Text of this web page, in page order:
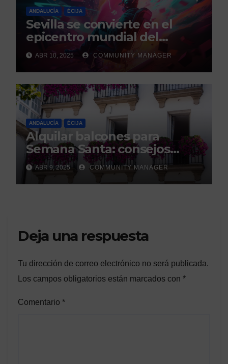
ANDALUCÍA ÉCIJA
Sevilla se convierte en el
epicentro mundial del
gaming con la celebración de
los GEM Awards.
ABR 10, 2025 COMMUNITY MANAGER
ANDALUCÍA ÉCIJA
Alquilar balcones para
Semana Santa: consejos
legales de la Asociación
Española de Consumidores.
ABR 9, 2025 COMMUNITY MANAGER
Deja una respuesta
Tu dirección de correo electrónico no será publicada.
Los campos obligatorios están marcados con *
Comentario *